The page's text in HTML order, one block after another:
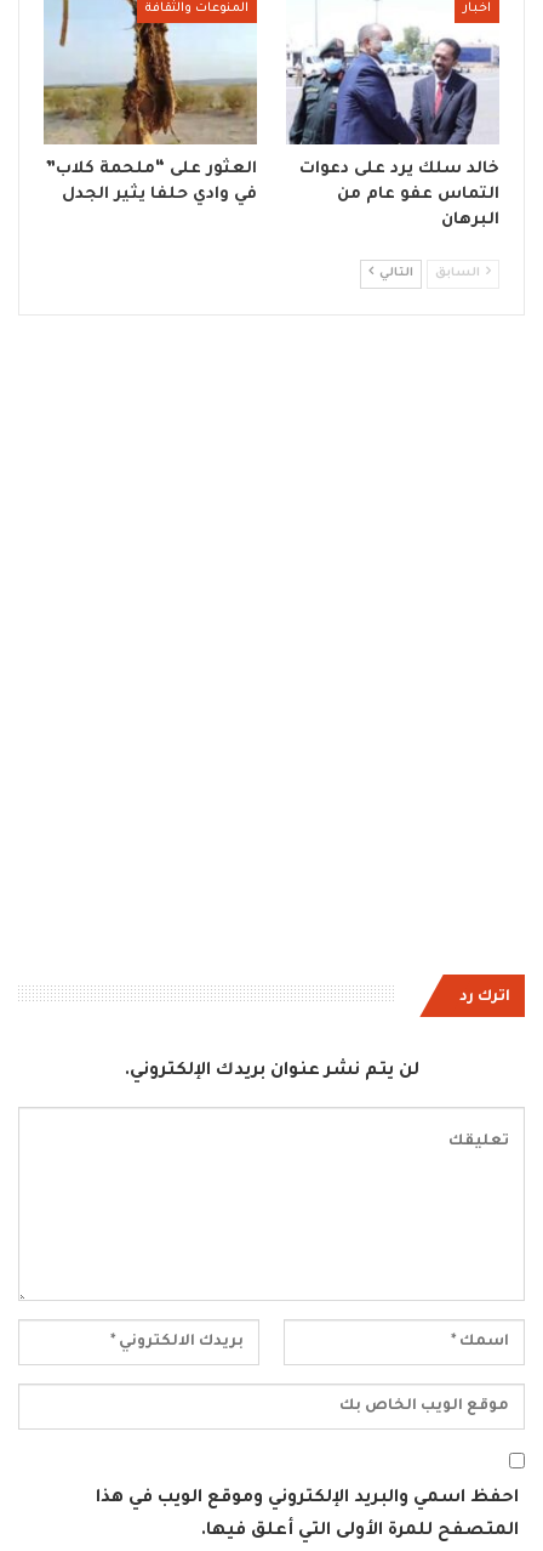
اخبار
خالد سلك يرد على دعوات
التماس عفو عام من
البرهان
المنوعات والثقافة
العثور على “ملحمة كلاب”
في وادي حلفا يثير الجدل
السابق التالي
اترك رد
لن يتم نشر عنوان بريدك الإلكتروني.
احفظ اسمي والبريد الإلكتروني وموقع الويب في هذا
المتصفح للمرة الأولى التي أعلق فيها.